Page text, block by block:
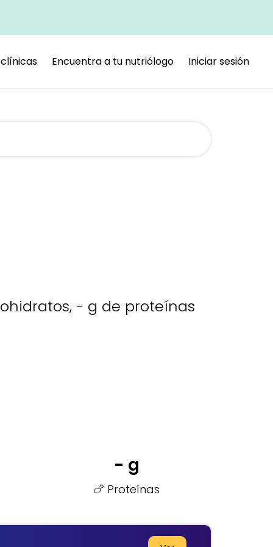
Encuentra a tu nutriólogo Iniciar sesión
- g de proteínas
- g
🍗 Proteínas